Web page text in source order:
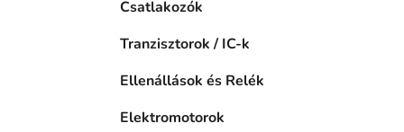
Csatlakozók
Tranzisztorok / IC-k
Ellenállások és Relék
Elektromotorok